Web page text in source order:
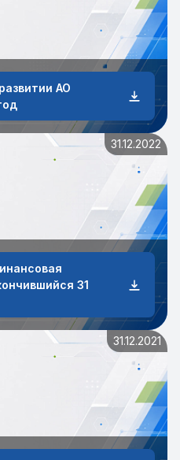
АО
31.12.2022
31
31.12.2021